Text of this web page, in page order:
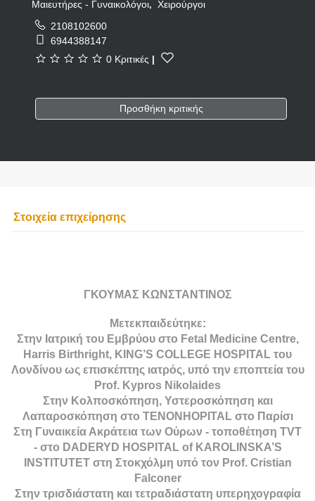
Μαιευτήρες - Γυναικολόγοι, Χειρούργοι
2108102600
6944388147
0 Κριτικές |
Προσθήκη κριτικής
Στοιχεία επιχείρησης
ΓΚΟΥΜΑΣ ΚΩΝΣΤΑΝΤΙΝΟΣ
Μετεκπαιδεύτηκε:
Στην Ιατρική του Εμβρύου στο Fetal Medicine Centre,
Harris Birthright, KING’S COLLEGE HOSPITAL του
Λονδίνου ως επισκέπτης ιατρός, υπό την εποπτεία του
Prof. Kypros Nikolaides
Στην Κολποσκόπηση, Υστεροσκόπηση και
Λαπαροσκόπηση στο TENONHOPITAL στο Παρίσι
Στη Γυναικεία Ακράτεια των Ούρων - τοποθέτηση TVT
- στο DADERYD HOSPITAL of KAROLINSKA’S
INSTITUTET στη Στοκχόλμη υπό τον Prof. Cristian
Falconer
Στην τρισδιάστατη και τετραδιάστατη υπερηχογραφία